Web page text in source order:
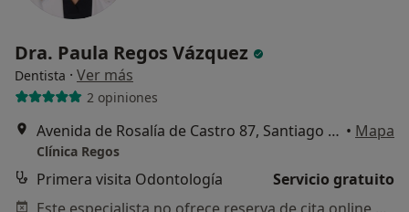
Dra. Paula Regos Vázquez
Dentista · Ver más
2 opiniones
Avenida de Rosalía de Castro 87, Santiago de Compostela • Mapa
Clínica Regos
Primera visita Odontología
Servicio gratuito